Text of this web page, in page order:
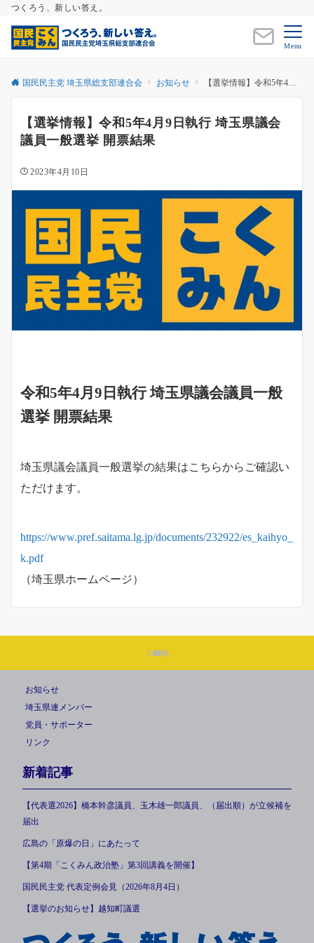
つくろう、新しい答え。
Menu
国民民主党 埼玉県総支部連合会 お知らせ 【選挙情報】令和5年4月9日執行 埼玉県議会議員一般選挙 開票結果
【選挙情報】令和5年4月9日執行 埼玉県議会
議員一般選挙 開票結果
2023年4月10日
令和5年4月9日執行 埼玉県議会議員一般
選挙 開票結果
埼玉県議会議員一般選挙の結果はこちらからご確認い
ただけます。
https://www.pref.saitama.lg.jp/documents/232922/es_kaihyo_
k.pdf
（埼玉県ホームページ）
お知らせ
埼玉県連メンバー
党員・サポーター
リンク
新着記事
【代表選2026】橋本幹彦議員、玉木雄一郎議員、（届出順）が立候補を
届出
広島の「原爆の日」にあたって
【第4期「こくみん政治塾」第3回講義を開催】
国民民主党 代表定例会見（2026年8月4日）
【選挙のお知らせ】越知町議選